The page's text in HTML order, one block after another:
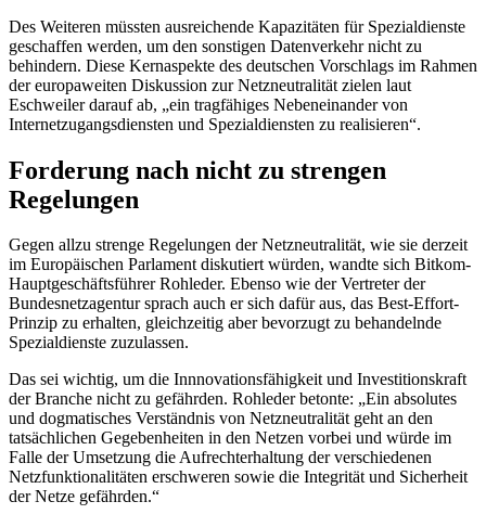
Des Weiteren müssten ausreichende Kapazitäten für Spezialdienste
geschaffen werden, um den sonstigen Datenverkehr nicht zu
behindern. Diese Kernaspekte des deutschen Vorschlags im Rahmen
der europaweiten Diskussion zur Netzneutralität zielen laut
Eschweiler darauf ab, „ein tragfähiges Nebeneinander von
Internetzugangsdiensten und Spezialdiensten zu realisieren“.
Forderung nach nicht zu strengen
Regelungen
Gegen allzu strenge Regelungen der Netzneutralität, wie sie derzeit
im Europäischen Parlament diskutiert würden, wandte sich Bitkom-
Hauptgeschäftsführer Rohleder. Ebenso wie der Vertreter der
Bundesnetzagentur sprach auch er sich dafür aus, das Best-Effort-
Prinzip zu erhalten, gleichzeitig aber bevorzugt zu behandelnde
Spezialdienste zuzulassen.
Das sei wichtig, um die Innnovationsfähigkeit und Investitionskraft
derBranche nicht zu gefährden. Rohleder betonte: „Ein absolutes
und dogmatisches Verständnis von Netzneutralität geht an den
tatsächlichen Gegebenheiten in den Netzen vorbei und würde im
Falle der Umsetzung die Aufrechterhaltung der verschiedenen
Netzfunktionalitäten erschweren sowie die Integrität und Sicherheit
der Netze gefährden.“